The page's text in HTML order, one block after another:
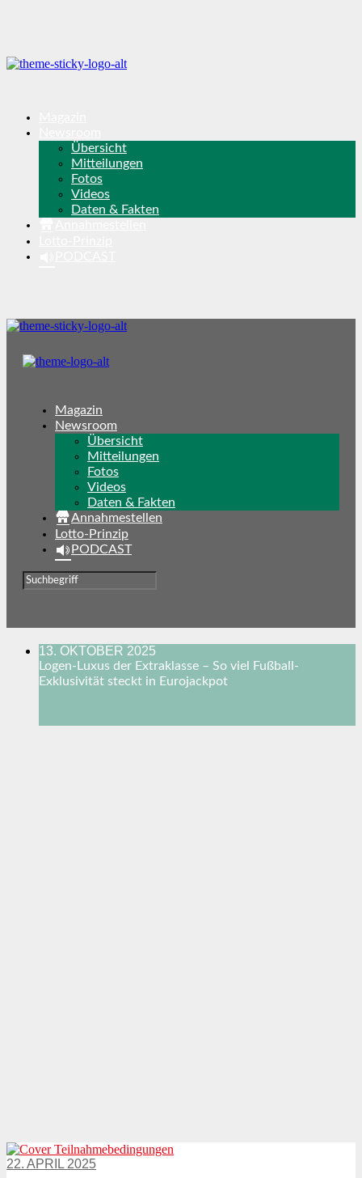
Übersicht
Mitteilungen
Fotos
Videos
Daten & Fakten
Magazin
Newsroom
Übersicht
Mitteilungen
Fotos
Videos
Daten & Fakten
Annahmestellen
Lotto-Prinzip
PODCAST
13. OKTOBER 2025
Logen-Luxus der Extraklasse – So viel Fußball-
Exklusivität steckt in Eurojackpot
Berufe mit Glücksgarantie?
Gewinne & Gewinner, Kultur & Freizeit
22. APRIL 2025